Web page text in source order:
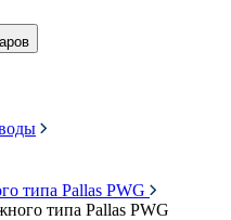
типа Pallas PWG
типа Pallas PWG